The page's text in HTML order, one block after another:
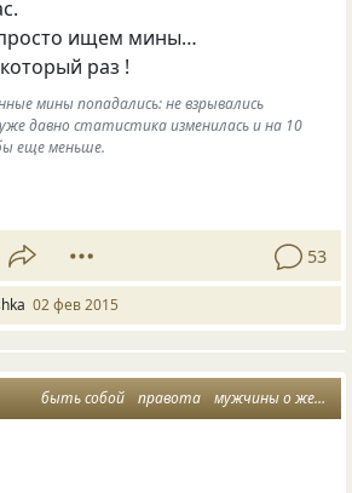
ищем мины…
раз !
мины попадались: не взрывались
давно статистика изменилась и на 10
еще меньше.
53
02 фев 2015
быть собой правота мужчины о женщинах